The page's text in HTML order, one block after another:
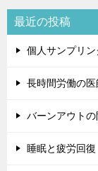
最近の投稿
個人サンプリン
長時間労働の
バーンアウト
睡眠と疲労回復